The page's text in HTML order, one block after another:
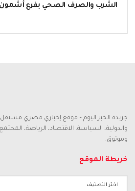
الشرب والصرف الصحي بفرع
جريدة الخبر اليوم – موقع إخباري مصري مستقل
والدولية، السياسة، الاقتصاد، الرياضة،
وموثوق.
خريطة الموقع